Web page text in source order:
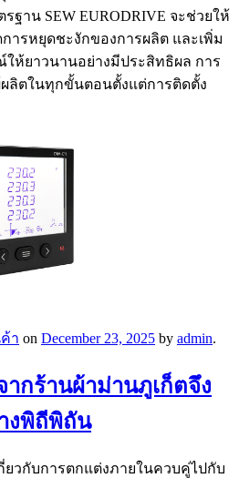
ฐาน SEW EURODRIVE จะช่วยให้
ารหยุดชะงักของการผลิต และเพิ่ม
ห้ยาวนานอย่างมีประสิทธิผล การ
ลิตในทุกขั้นตอนตั้งแต่การติดตั้ง
า on December 23, 2025 by admin.
กร้านผ้าม่านภูเก็ตจึง
งพิถีพิถัน
ยวกับการตกแต่งภายในควบคู่ไปกับ